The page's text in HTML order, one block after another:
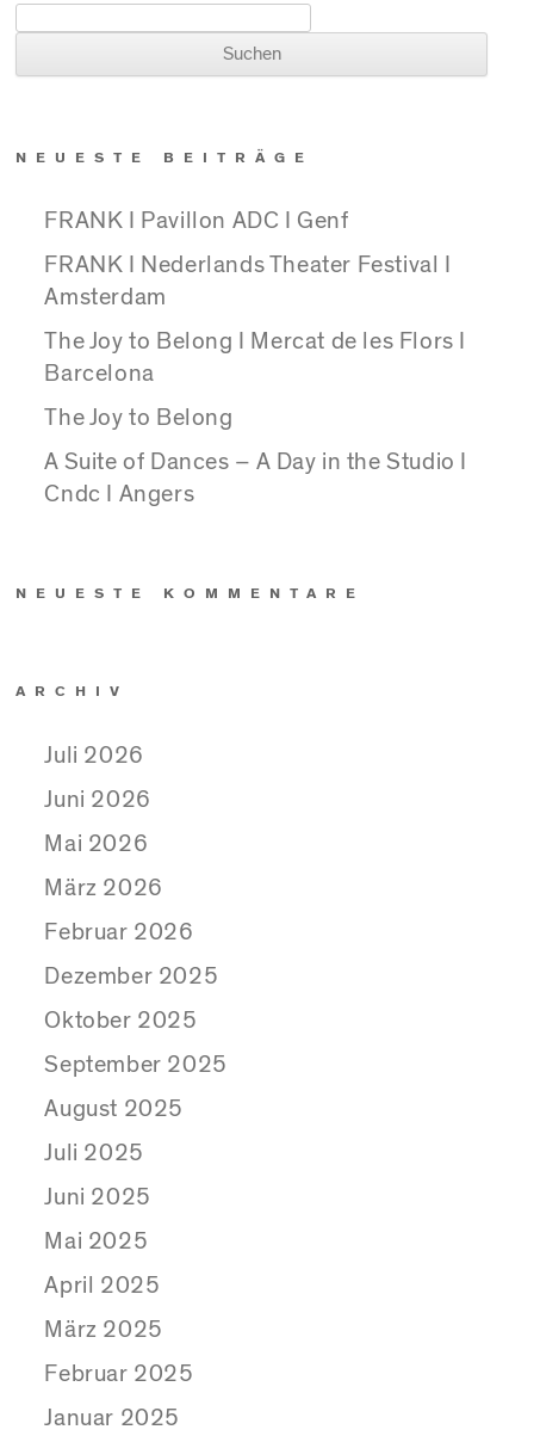
NEUESTE BEITRÄGE
FRANK I Pavillon ADC I Genf
FRANK I Nederlands Theater Festival I
Amsterdam
The Joy to Belong I Mercat de les Flors I
Barcelona
The Joy to Belong
A Suite of Dances – A Day in the Studio I
Cndc I Angers
NEUESTE KOMMENTARE
ARCHIV
Juli 2026
Juni 2026
Mai 2026
März 2026
Februar 2026
Dezember 2025
Oktober 2025
September 2025
August 2025
Juli 2025
Juni 2025
Mai 2025
April 2025
März 2025
Februar 2025
Januar 2025